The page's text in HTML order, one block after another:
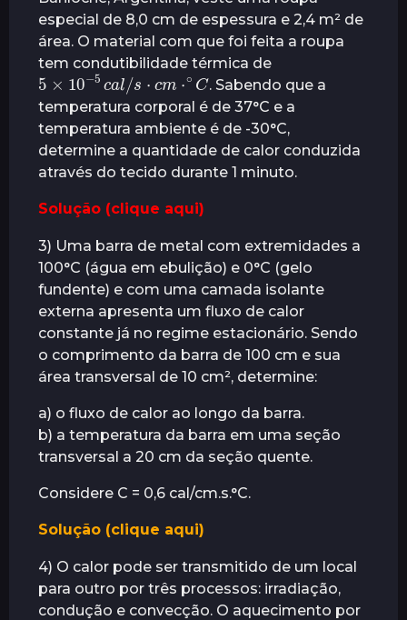
especial de 8,0 cm de espessura e 2,4 m² de
área. O material com que foi feita a roupa
tem condutibilidade térmica de
5× 10−5cal/s⋅cm⋅∘C
. Sabendo que a
temperatura corporal é de 37°C e a
temperatura ambiente é de -30°C,
determine a quantidade de calor conduzida
através do tecido durante 1 minuto.
Solução (clique aqui)
3) Uma barra de metal com extremidades a
100°C (água em ebulição) e 0°C (gelo
fundente) e com uma camada isolante
externa apresenta um fluxo de calor
constante já no regime estacionário. Sendo
o comprimento da barra de 100 cm e sua
área transversal de 10 cm², determine:
a) o fluxo de calor ao longo da barra.
b) a temperatura da barra em uma seção
transversal a 20 cm da seção quente.
Considere C = 0,6 cal/cm.s.°C.
Solução (clique aqui)
4) O calor pode ser transmitido de um local
para outro por três processos: irradiação,
condução e convecção. O aquecimento por